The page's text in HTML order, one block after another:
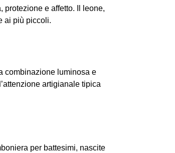
protezione e affetto. Il leone,
ai più piccoli.
combinazione luminosa e
artigianale tipica
per battesimi, nascite